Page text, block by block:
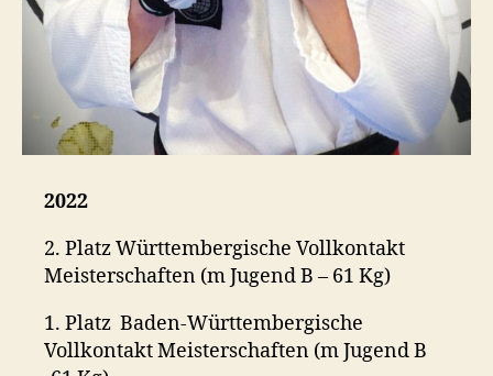
2022
2. Platz Württembergische Vollkontakt
Meisterschaften (m Jugend B – 61 Kg)
1. Platz Baden-Württembergische
Vollkontakt Meisterschaften (m Jugend B